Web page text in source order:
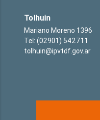
Tolhuin
Mariano Moreno 1396
Tel: (02901) 542711
tolhuin@ipvtdf.gov.ar